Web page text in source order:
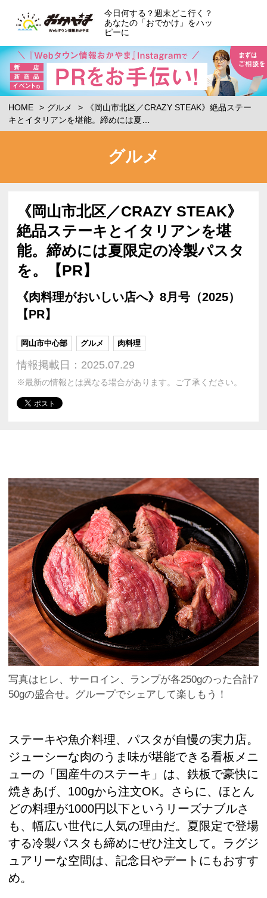
今日何する？週末どこ行く？
あなたの「おでかけ」をハッ
ピーに
HOME グルメ
《岡山市北区／CRAZY STEAK》絶品ステー
キとイタリアンを堪能。締めには夏…
グルメ
《岡山市北区／CRAZY STEAK》
絶品ステーキとイタリアンを堪
能。締めには夏限定の冷製パスタ
を。【PR】
《肉料理がおいしい店へ》8月号（2025）
【PR】
岡山市中心部 グルメ 肉料理
情報掲載日：2025.07.29
※最新の情報とは異なる場合があります。ご了承ください。
写真はヒレ、サーロイン、ランプが各250gのった合計7
50gの盛合せ。グループでシェアして楽しもう！
ステーキや魚介料理、パスタが自慢の実力店。
ジューシーな肉のうま味が堪能できる看板メニ
ューの「国産牛のステーキ」は、鉄板で豪快に
焼きあげ、100gから注文OK。さらに、ほとん
どの料理が1000円以下というリーズナブルさ
も、幅広い世代に人気の理由だ。夏限定で登場
する冷製パスタも締めにぜひ注文して。ラグジ
ュアリーな空間は、記念日やデートにもおすす
め。